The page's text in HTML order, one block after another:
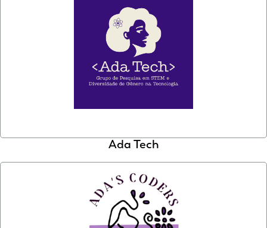
Ada Tech